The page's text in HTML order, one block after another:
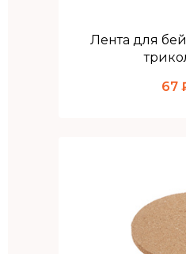
Лента для
67